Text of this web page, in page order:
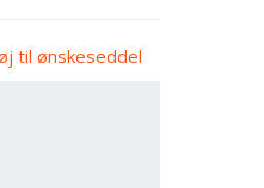
til ønskeseddel